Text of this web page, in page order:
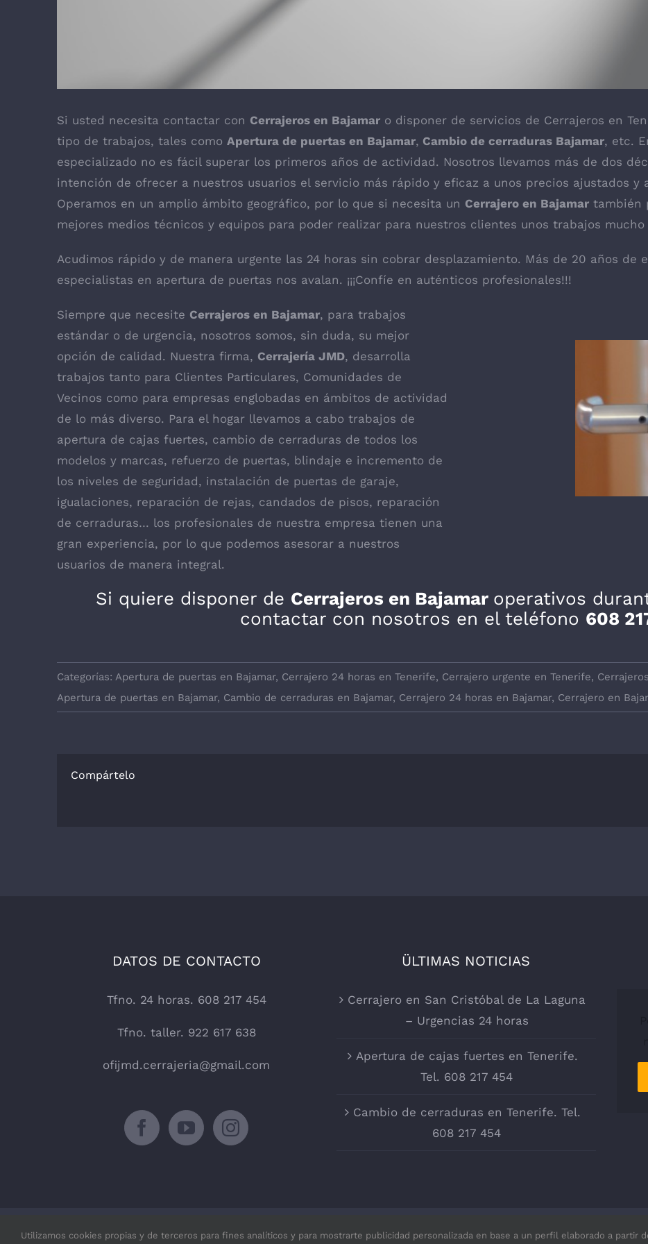
Si usted necesita contactar con Cerrajeros en Bajamar o disponer de servicios de Cerrajeros en
tipo de trabajos, tales como Apertura de puertas en Bajamar, Cambio de cerraduras Bajamar, etc.
especializado no es fácil superar los primeros años de actividad. Nosotros llevamos más de dos
intención de ofrecer a nuestros usuarios el servicio más rápido y eficaz a unos precios ajustados y
Operamos en un amplio ámbito geográfico, por lo que si necesita un Cerrajero en Bajamar también
mejores medios técnicos y equipos para poder realizar para nuestros clientes unos trabajos
Acudimos rápido y de manera urgente las 24 horas sin cobrar desplazamiento. Más de 20 años de
especialistas en apertura de puertas nos avalan. ¡¡¡Confíe en auténticos profesionales!!!
Siempre que necesite Cerrajeros en Bajamar, para trabajos
estándar o de urgencia, nosotros somos, sin duda, su mejor
opción de calidad. Nuestra firma, Cerrajería JMD, desarrolla
trabajos tanto para Clientes Particulares, Comunidades de
Vecinos como para empresas englobadas en ámbitos de actividad
de lo más diverso. Para el hogar llevamos a cabo trabajos de
apertura de cajas fuertes, cambio de cerraduras de todos los
modelos y marcas, refuerzo de puertas, blindaje e incremento de
los niveles de seguridad, instalación de puertas de garaje,
igualaciones, reparación de rejas, candados de pisos, reparación
de cerraduras… los profesionales de nuestra empresa tienen una
gran experiencia, por lo que podemos asesorar a nuestros
usuarios de manera integral.
Si quiere disponer de Cerrajeros en Bajamar operativos
contactar con nosotros en el teléfono 608
Categorías: Apertura de puertas en Bajamar, Cerrajero 24 horas en Tenerife, Cerrajero urgente en Tenerife,
Apertura de puertas en Bajamar, Cambio de cerraduras en Bajamar, Cerrajero 24 horas en Bajamar, Cerrajero en
Compártelo
DATOS DE CONTACTO
Tfno. 24 horas. 608 217 454
Tfno. taller. 922 617 638
ofijmd.cerrajeria@gmail.com
ÜLTIMAS NOTICIAS
Cerrajero en San Cristóbal de La Laguna
– Urgencias 24 horas
Apertura de cajas fuertes en Tenerife.
Tel. 608 217 454
Cambio de cerraduras en Tenerife. Tel.
608 217 454
Utilizamos cookies propias y de terceros para fines analíticos y para mostrarte publicidad personalizada en base a un perfil elaborado a partir